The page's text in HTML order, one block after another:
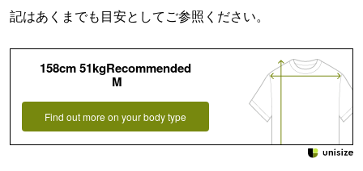
記はあくまでも目安としてご参照ください。
158cm 51kgRecommended
M
Find out more on your body type